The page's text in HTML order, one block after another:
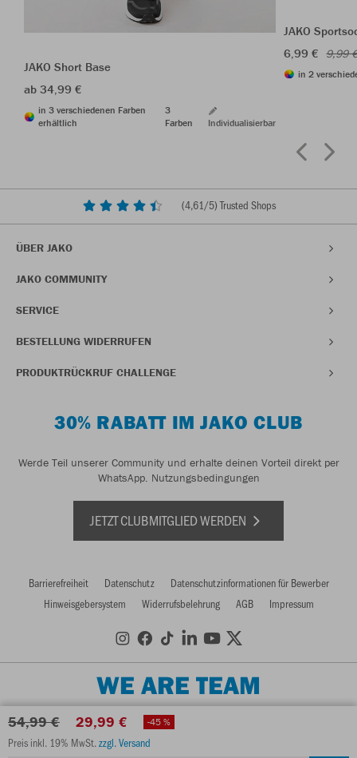
54,99 € 29,99 € -45 %
Preis inkl. 19% MwSt.zzgl. Versand
JAKO Short Base
ab 34,99 €
in 3 verschiedenen Farben
erhältlich
3
Farben
Individualisierbar
JAKO
6,99 € 9,99
in 2
(4,61/5) Trusted Shops
ÜBER JAKO
JAKO COMMUNITY
SERVICE
BESTELLUNG WIDERRUFEN
PRODUKTRÜCKRUF CHALLENGE
30% RABATT IM JAKO CLUB
Werde Teil unserer Community und erhalte deinen Vorteil direkt per
WhatsApp. Nutzungsbedingungen
JETZT CLUBMITGLIED WERDEN
Barrierefreiheit Datenschutz
Datenschutzinformationen für Bewerber
Hinweisgebersystem
Widerrufsbelehrung AGB Impressum
WE ARE TEAM